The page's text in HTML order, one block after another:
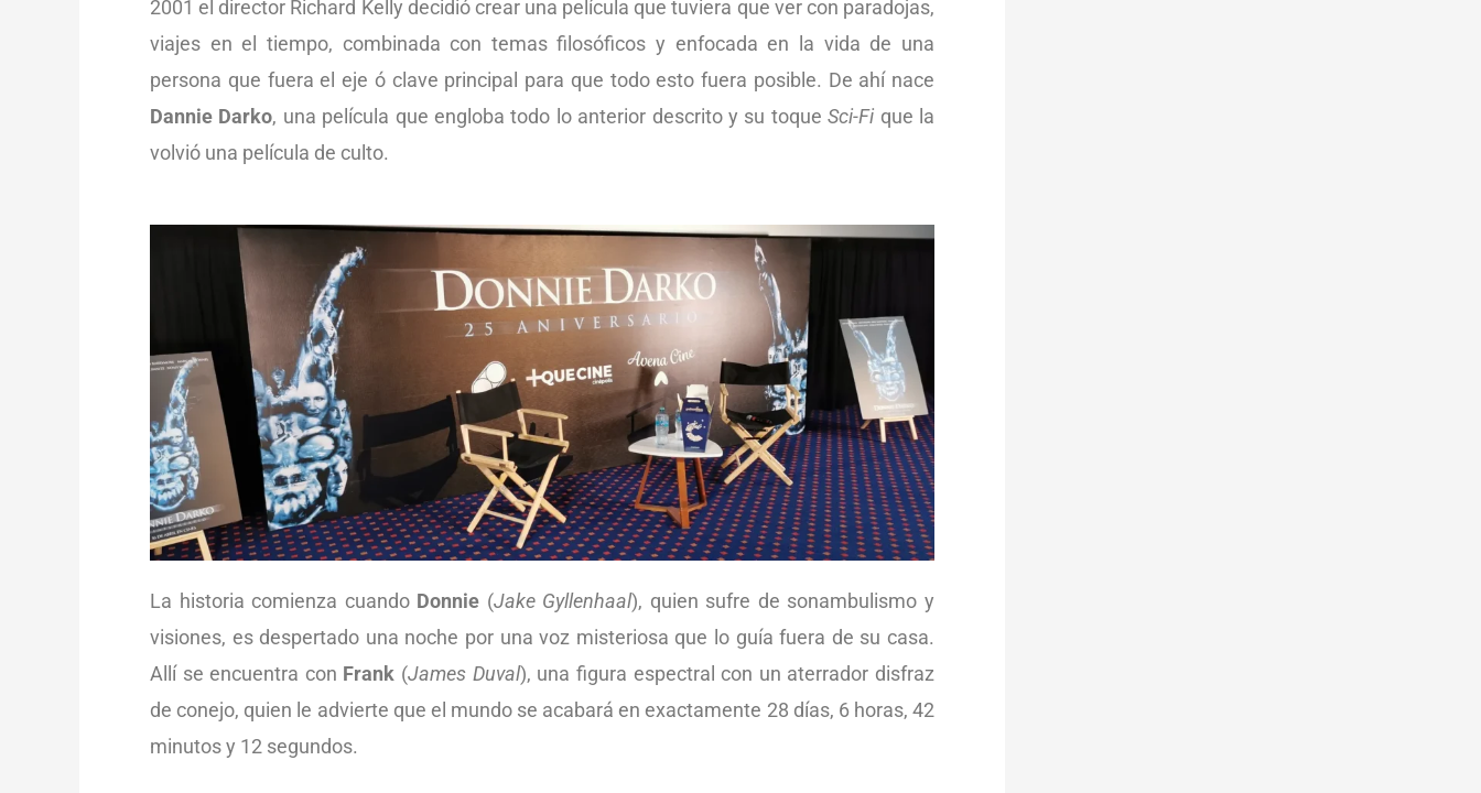
2001 el director Richard Kelly decidió crear una película que tuviera que ver con paradojas,
viajes en el tiempo, combinada con temas filosóficos y enfocada en la vida de una
persona que fuera el eje ó clave principal para que todo esto fuera posible. De ahí nace
Dannie Darko, una película que engloba todo lo anterior descrito y su toqueSci-Fi que la
volvió una película de culto.
La historia comienza cuando Donnie (Jake Gyllenhaal), quien sufre de sonambulismo y
visiones, es despertado una noche por una voz misteriosa que lo guía fuera de su casa.
Allí se encuentra con Frank (James Duval), una figura espectral con un aterrador disfraz
de conejo, quien le advierte que el mundo se acabará en exactamente 28 días, 6 horas, 42
minutos y 12 segundos.